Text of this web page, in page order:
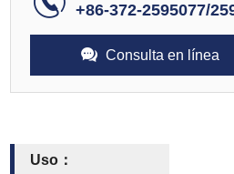
+86-372-2595077/
Consulta en línea
Uso：